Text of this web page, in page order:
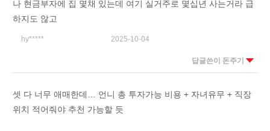
나 현금부자에 집 몇채 있는데 여기 실거주로 몇십년 사는거라 급
하지도 않고
hy***** 2025-10-04
답글쓴이 돈주기
셋 다 너무 애매한데… 언니 총 투자가능 비용 + 자녀유무 + 직장
위치 적어줘야 추천 가능할 듯